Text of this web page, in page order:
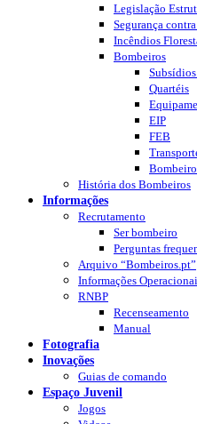
Legislação
Segurança
Incêndios
Bombeiros
Quartéis
EIP
FEB
História dos Bombeiros
Informações
Recrutamento
Ser bombeiro
Perguntas
Arquivo “Bombeiros.pt”
Informações
RNBP
Recenseamento
Manual
Fotografia
Inovações
Guias de comando
Espaço Juvenil
Jogos